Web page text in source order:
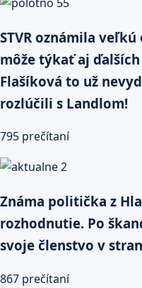
STVR oznámila
môže týkať aj
Flašíková to už
rozlúčili s Landlom!
795 prečítaní
Známa politička z
rozhodnutie. Po
svoje členstvo v
867 prečítaní